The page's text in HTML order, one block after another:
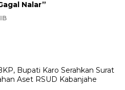
Nalar”